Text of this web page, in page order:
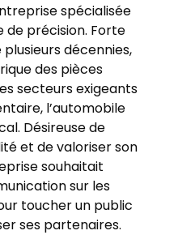
spécialisée
de précision. Forte
décennies,
des pièces
secteurs exigeants
l’automobile
Désireuse de
et de valoriser son
souhaitait
sur les
toucher un public
ses partenaires.